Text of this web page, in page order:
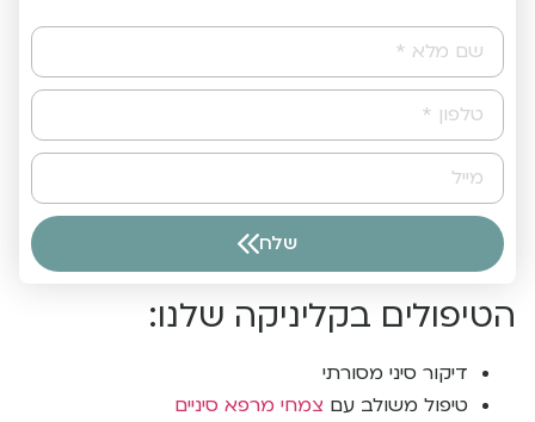
שלח
הטיפולים בקליניקה שלנו:
דיקור סיני מסורתי
טיפול משולב עם צמחי מרפא סיניים